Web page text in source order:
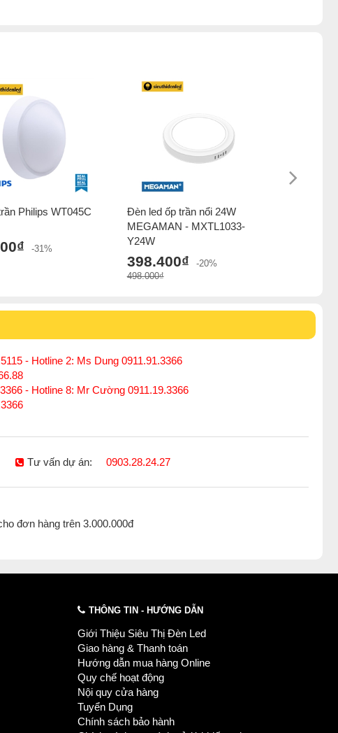
Philips WT045C
-31%
Đèn led ốp trần nổi 24W
MEGAMAN - MXTL1033-
Y24W
398.400₫
-20%
498.000₫
- Hotline 2: Ms Dung 0911.91.3366
- Hotline 8: Mr Cường 0911.19.3366
Tư vấn dự án: 0903.28.24.27
đơn hàng trên 3.000.000đ
THÔNG TIN - HƯỚNG DẪN
Giới Thiệu Siêu Thị Đèn Led
Giao hàng & Thanh toán
Hướng dẫn mua hàng Online
Quy chế hoạt động
Nội quy cửa hàng
Tuyển Dụng
Chính sách bảo hành